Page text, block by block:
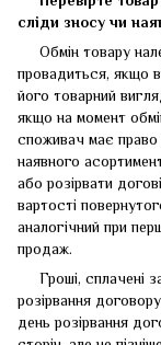
сліди зносу чи
Обмін товару
провадиться, якщо
його товарний
якщо на момент
споживач має право
наявного
або розірвати
вартості
аналогічний при
продаж.
Гроші, сплачені
розірвання
день розірвання